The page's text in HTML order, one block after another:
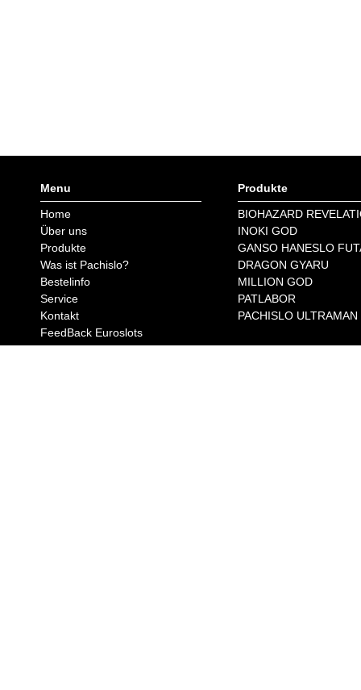
Menu
Home
Über uns
Produkte
Was ist Pachislo?
Bestelinfo
Service
Kontakt
FeedBack Euroslots
Produkte
BIOHAZARD
INOKI GOD
GANSO HANESLO
DRAGON GYARU
MILLION GOD
PATLABOR
PACHISLO ULTRAMAN